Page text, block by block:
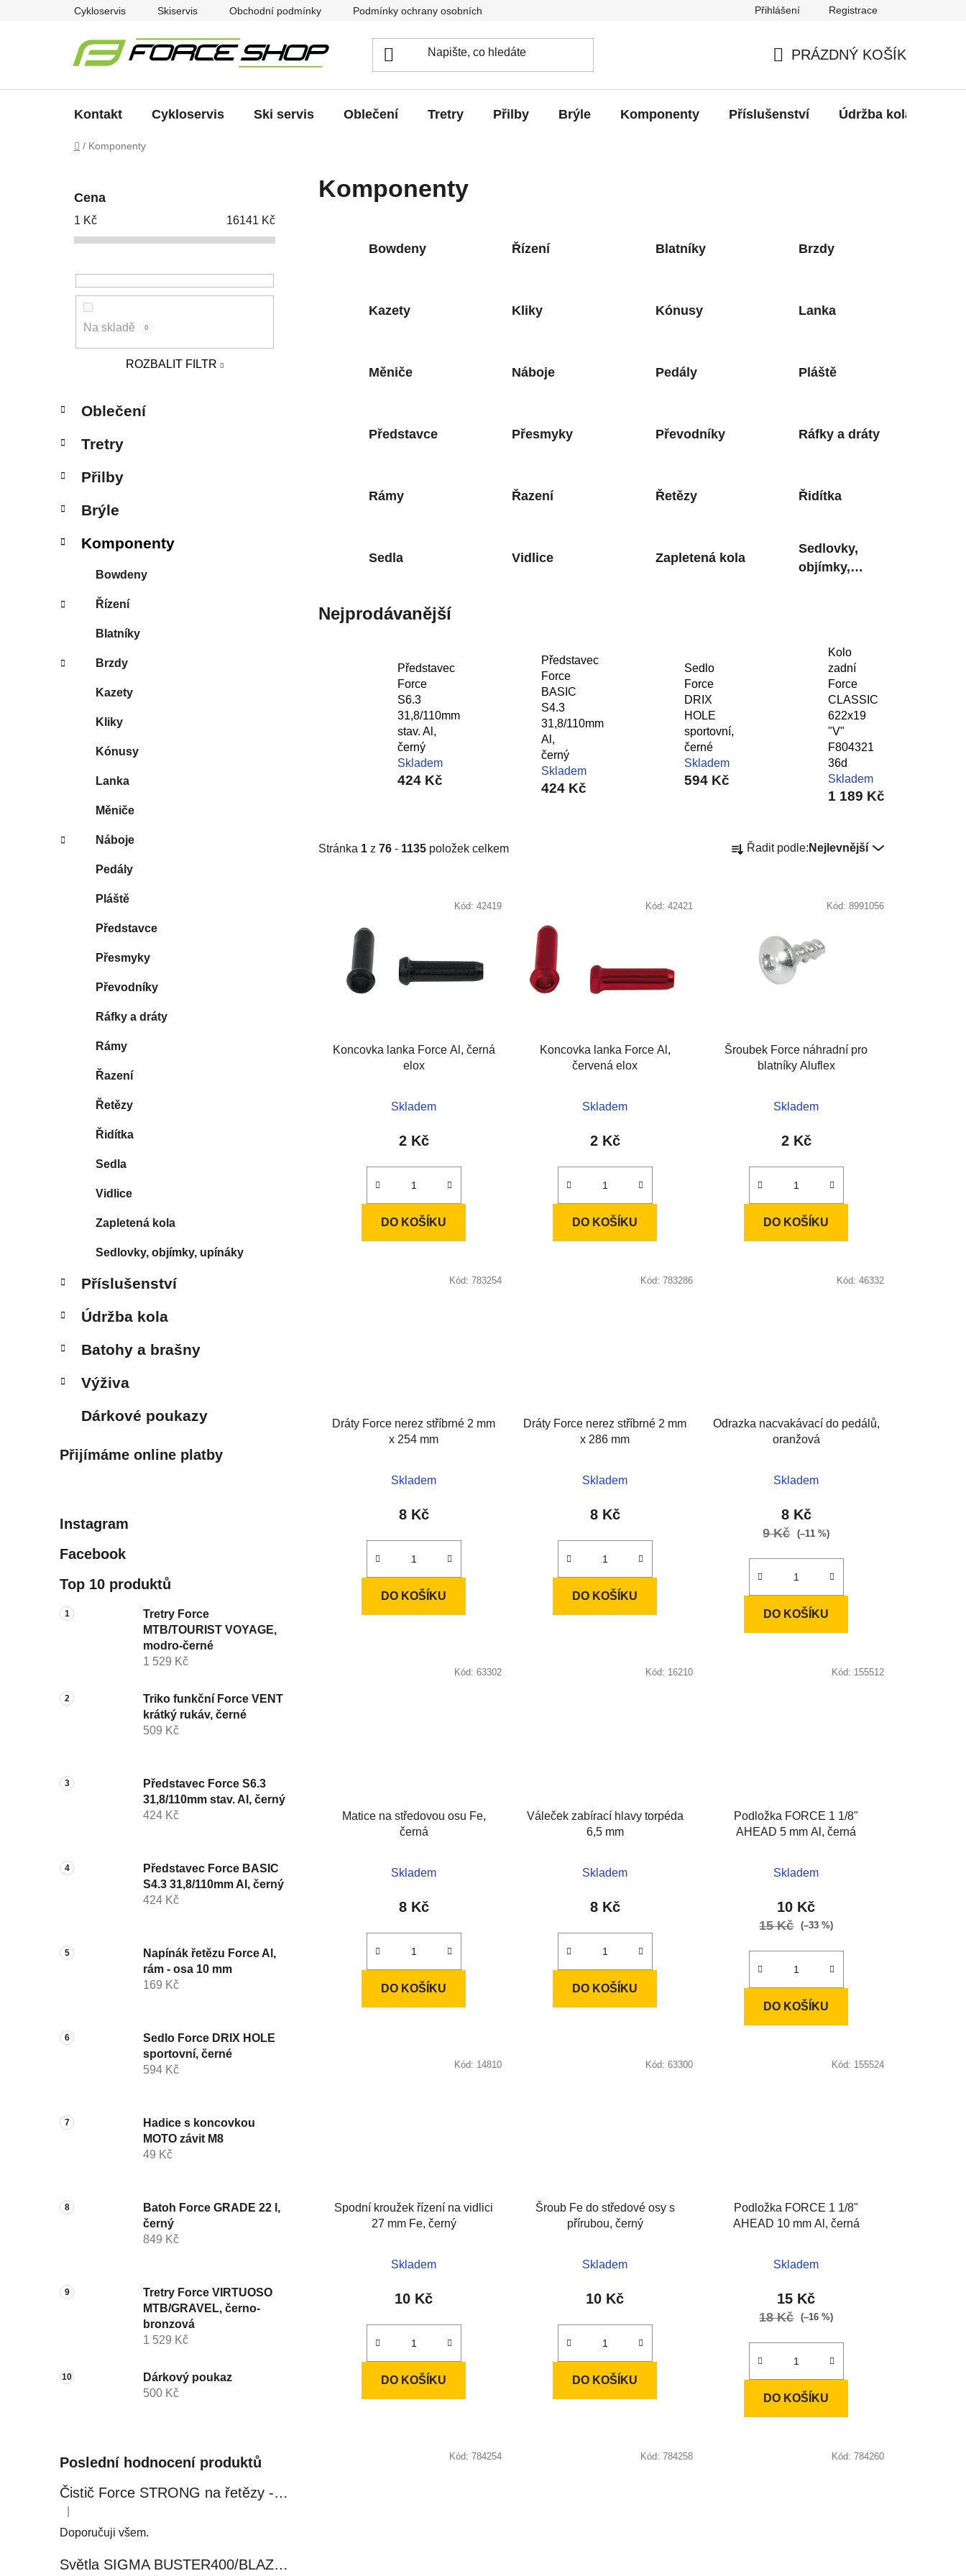
Cykloservis Skiservis Obchodní podmínky Podmínky ochrany osobních údajů Přihlášení Registrace
KOŠÍK
PRÁZDNÝ KOŠÍK
Kontakt Cykloservis Ski servis Oblečení Tretry Přilby Brýle Komponenty Příslušenství Údržba kola
Domů
/ Komponenty
l
Cena
1 Kč 16141 Kč
Na skladě 0
ROZBALIT FILTR
kategorie
a
e
o
i
Oblečení
Tretry
Přilby
Brýle
Komponenty
Bowdeny
Řízení
Blatníky
Brzdy
Kazety
Kliky
Kónusy
Lanka
Měniče
Náboje
Pedály
Pláště
Představce
Přesmyky
Převodníky
Ráfky a dráty
Rámy
Řazení
Řetězy
Řidítka
Sedla
Vidlice
Zapletená kola
Sedlovky, objímky, upínáky
Příslušenství
Údržba kola
Batohy a brašny
Výživa
Dárkové poukazy
Přijímáme online platby
Instagram
Facebook
Top 10 produktů
Tretry Force
MTB/TOURIST VOYAGE,
modro-černé
1 529 Kč
Triko funkční Force VENT
krátký rukáv, černé
509 Kč
Představec Force S6.3
31,8/110mm stav. Al, černý
424 Kč
Představec Force BASIC
S4.3 31,8/110mm Al, černý
424 Kč
Napínák řetězu Force Al,
rám - osa 10 mm
169 Kč
Sedlo Force DRIX HOLE
sportovní, černé
594 Kč
Hadice s koncovkou
MOTO závit M8
49 Kč
Batoh Force GRADE 22 l,
černý
849 Kč
Tretry Force VIRTUOSO
MTB/GRAVEL, černo-
bronzová
1 529 Kč
Dárkový poukaz
500 Kč
Poslední hodnocení produktů
Čistič Force STRONG na řetězy - 0,5 l, láhev - růžový
Hodnocení produktu je 5 z 5 hvězdiček.
Doporučuji všem.
Světla SIGMA BUSTER400/BLAZE FLASH, přední+zadní
Komponenty
Bowdeny Řízení Blatníky Brzdy
Kazety Kliky Kónusy Lanka
Měniče Náboje Pedály Pláště
Představce Přesmyky Převodníky Ráfky a dráty
Rámy Řazení Řetězy Řidítka
Sedla Vidlice Zapletená kola
Sedlovky,
objímky,
Nejprodávanější
Představec
Force
S6.3
31,8/110mm
stav. Al,
černý
Skladem
424 Kč
Představec
Force
BASIC
S4.3
31,8/110mm
Al,
černý
Skladem
424 Kč
Sedlo
Force
DRIX
HOLE
sportovní,
černé
Skladem
594 Kč
Kolo
zadní
Force
CLASSIC
622x19
"V"
F804321
36d
Skladem
1 189 Kč
Stránka 1 z 76 - 1135 položek celkem
a
k
Řadit podle: Nejlevnější
Koncovka lanka Force Al, černá
elox
Skladem
2 Kč
DO KOŠÍKU
Kód: 42419
Koncovka lanka Force Al,
červená elox
Skladem
2 Kč
DO KOŠÍKU
Kód: 42421
Šroubek Force náhradní pro
blatníky Aluflex
Skladem
2 Kč
DO KOŠÍKU
Kód: 8991056
Dráty Force nerez stříbrné 2 mm
x 254 mm
Skladem
8 Kč
DO KOŠÍKU
Kód: 783254
Dráty Force nerez stříbrné 2 mm
x 286 mm
Skladem
8 Kč
DO KOŠÍKU
Kód: 783286
Odrazka nacvakávací do pedálů,
oranžová
Skladem
8 Kč
9 Kč (–11 %)
DO KOŠÍKU
Kód: 46332
Matice na středovou osu Fe,
černá
Skladem
8 Kč
DO KOŠÍKU
Kód: 63302
Váleček zabírací hlavy torpéda
6,5 mm
Skladem
8 Kč
DO KOŠÍKU
Kód: 16210
Podložka FORCE 1 1/8"
AHEAD 5 mm Al, černá
Skladem
10 Kč
15 Kč (–33 %)
DO KOŠÍKU
Kód: 155512
Spodní kroužek řízení na vidlici
27 mm Fe, černý
Skladem
10 Kč
DO KOŠÍKU
Kód: 14810
Šroub Fe do středové osy s
přírubou, černý
Skladem
10 Kč
DO KOŠÍKU
Kód: 63300
Podložka FORCE 1 1/8"
AHEAD 10 mm Al, černá
Skladem
15 Kč
18 Kč (–16 %)
DO KOŠÍKU
Kód: 155524
Kód: 784254 Kód: 784258 Kód: 784260